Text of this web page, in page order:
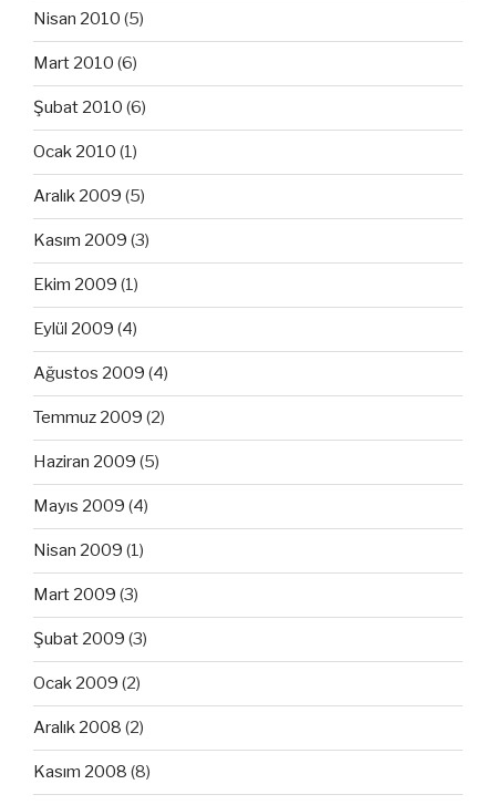
Nisan 2010 (5)
Mart 2010 (6)
Şubat 2010 (6)
Ocak 2010 (1)
Aralık 2009 (5)
Kasım 2009 (3)
Ekim 2009 (1)
Eylül 2009 (4)
Ağustos 2009 (4)
Temmuz 2009 (2)
Haziran 2009 (5)
Mayıs 2009 (4)
Nisan 2009 (1)
Mart 2009 (3)
Şubat 2009 (3)
Ocak 2009 (2)
Aralık 2008 (2)
Kasım 2008 (8)